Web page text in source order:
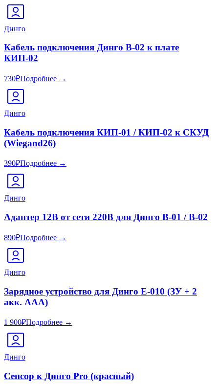
Динго
Кабель подключения Динго В-02 к плате
КИП-02
730₽Подробнее →
Динго
Кабель подключения КИП-01 / КИП-02 к СКУД
(Wiegand26)
390₽Подробнее →
Динго
Адаптер 12В от сети 220В для Динго В-01 / В-02
890₽Подробнее →
Динго
Зарядное устройство для Динго Е-010 (ЗУ + 2
акк. AAA)
1 900₽Подробнее →
Динго
Сенсор к Динго Pro (красный)